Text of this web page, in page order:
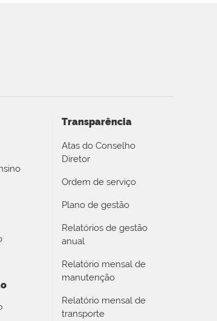
Transparência
Atas do Conselho
Diretor
Ordem de serviço
Plano de gestão
Relatórios de gestão
anual
Relatório mensal de
manutenção
Relatório mensal de
transporte